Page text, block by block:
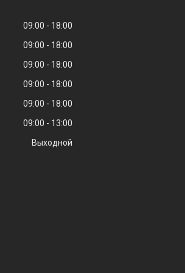
09:00
18:00
09:00
18:00
09:00
18:00
09:00
18:00
09:00
18:00
09:00
13:00
Выходной